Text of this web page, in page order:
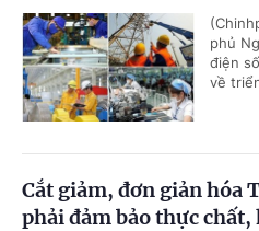
phủ
điện
về
Cắt giảm, đơn giản hóa
phải đảm bảo thực chất,